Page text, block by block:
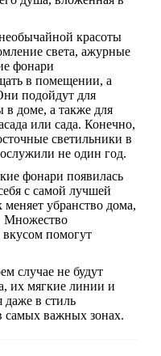
красоты
света, ажурные
фонари
в помещении, а
подойдут для
в доме, а также для
или сада. Конечно,
светильники в
не один год.
фонари появилась
с самой лучшей
убранство дома,
Множество
вкусом помогут
случае не будут
их мягкие линии и
в стиль
самых важных зонах.